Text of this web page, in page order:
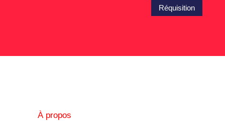
Réquisition
À propos